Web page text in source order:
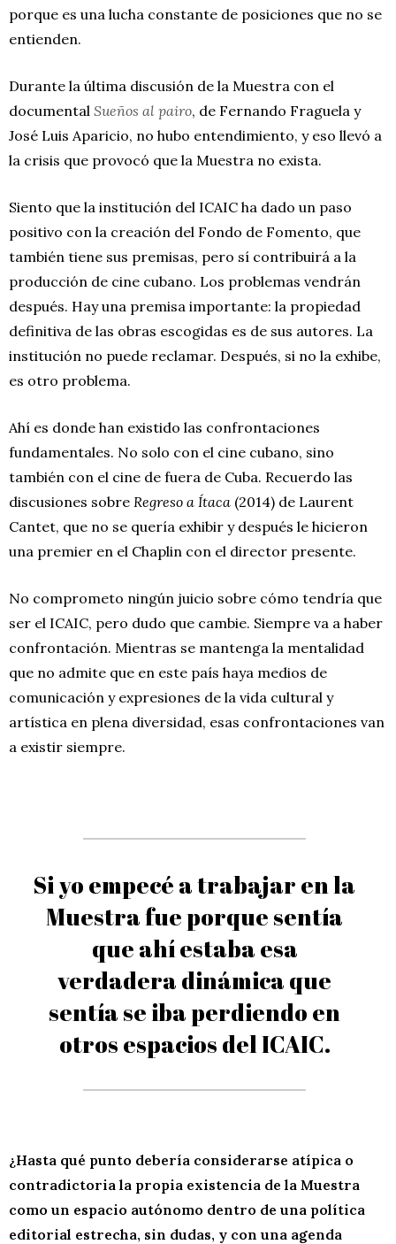
porque es una lucha constante de posiciones que no se
entienden.
Durante la última discusión de la Muestra con el
documental Sueños al pairo, de Fernando Fraguela y
José Luis Aparicio, no hubo entendimiento, y eso llevó a
la crisis que provocó que la Muestra no exista.
Siento que la institución del ICAIC ha dado un paso
positivo con la creación del Fondo de Fomento, que
también tiene sus premisas, pero sí contribuirá a la
producción de cine cubano. Los problemas vendrán
después. Hay una premisa importante: la propiedad
definitiva de las obras escogidas es de sus autores. La
institución no puede reclamar. Después, si no la exhibe,
es otro problema.
Ahí es donde han existido las confrontaciones
fundamentales. No solo con el cine cubano, sino
también con el cine de fuera de Cuba. Recuerdo las
discusiones sobre Regreso a Ítaca (2014) de Laurent
Cantet, que no se quería exhibir y después le hicieron
una premier en el Chaplin con el director presente.
No comprometo ningún juicio sobre cómo tendría que
ser el ICAIC, pero dudo que cambie. Siempre va a haber
confrontación. Mientras se mantenga la mentalidad
que no admite que en este país haya medios de
comunicación y expresiones de la vida cultural y
artística en plena diversidad, esas confrontaciones van
a existir siempre.
Si yo empecé a trabajar en la
Muestra fue porque sentía
que ahí estaba esa
verdadera dinámica que
sentía se iba perdiendo en
otros espacios del ICAIC.
¿Hasta qué punto debería considerarse atípica o
contradictoria la propia existencia de la Muestra
como un espacio autónomo dentro de una política
editorial estrecha, sin dudas, y con una agenda